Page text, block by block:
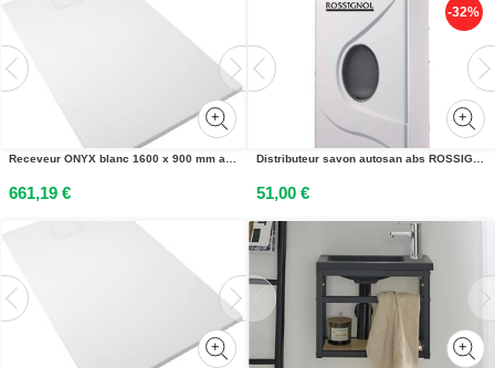
Receveur ONYX blanc 1600 x 900 mm avec bonde AKW 12832WH-CH
661,19 €
-32%
Distributeur savon autosan abs ROSSIGNOL 51390
51,00 €